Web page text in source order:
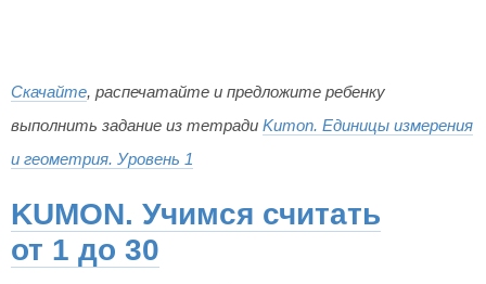
Скачайте, распечатайте и предложите ребенку
выполнить задание из тетради Kumon. Единицы измерения
и геометрия. Уровень 1
KUMON. Учимся считать
от 1 до 30